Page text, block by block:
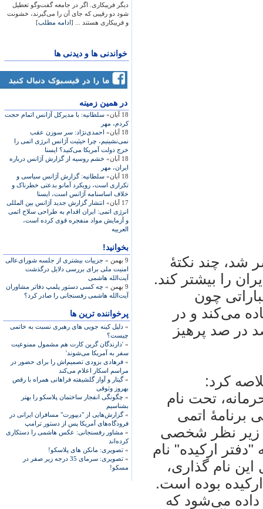
دیگر فریبکاری. اگر در جامعه گفت‌وگو تعطیل
شود دو رقیبی که جای آن را می‌گیرند، خشونت
و فریبکاری هستند ... [ادامه مطلب]
خواندنی ها و دیدنی ها
در همين زمينه
18 آبان»
سلطانيه: با مديرکل آژانس اتمام حجت
کردم، مهر
18 آبان»
احمدی‌نژاد: سر سوزن عقب
نمی‌نشينيم، چرا حيثيت آژانس انرژی اتمی را
خرج دولت آمريکا می‌کنيد؟ ايسنا
18 آبان»
خشم روسيه از گزارش آژانس درباره
ايران، مهر
18 آبان»
سلطانيه: گزارش آژانس سياسی و
تکراری است، رويکرد آمانو بدعتی خطرناک و
خلاف اساسنامه آژانس است، ايسنا
17 آبان»
انتشار گزارش جديد آژانس بين المللی
انرژی اتمی: ايران اقدام به طراحی سلاح اتمی
و آزمايش مواد منفجره قوی کرده است،
العربيه
بخوانید!
9 بهمن »
جزییات بیشتری از جلسه شورای‌عالی
امنیت ملی برای بررسی دلایل درگذشت
آیت‌الله هاشمی
9 بهمن »
چه کسی دستور پلمپ دفاتر مشاوران
آیت‌الله هاشمی رفسنجانی را صادر کرد؟
پرخواننده ترین ها
» دلیل کینه جویی های رهبری نسبت به خاتمی
چیست؟
» 'دارندگان گرین کارت هم مشمول ممنوعیت
سفر به آمریکا می‌شوند'
» فرهادی بزودی تصمیم‌اش را برای حضور در
مراسم اسکار اعلام می‌کند
»گیتار و آواز گلشیفته فراهانی همراه با رقص
بهروز وثوقی
» چگونگی انفجار ساختمان پلاسکو را بهتر
بشناسیم
»گزارش‌هایی از "دیپورت" مسافران ایرانی در
فرودگاه‌های آمریکا پس از دستور ترامپ
» مشاور رفسنجانی: عکس هاشمی را دستکاری
کرده‌اند
» تصویری: مانکن های پلاسکو!
»
تصویری: سرمای 35 درجه زیر صفر در
مسکو!
شد، چند نکتۀ
را بيشتر کند.
چون
می‌کند و در
در صد پرهيز
کرد:
يک واحد محرمانه، تحت نام
برنامۀ اتمی
زير نظر شخصی
ارکيده" نام
نام گذاری،
بوده است.
دستور داده می‌شود که